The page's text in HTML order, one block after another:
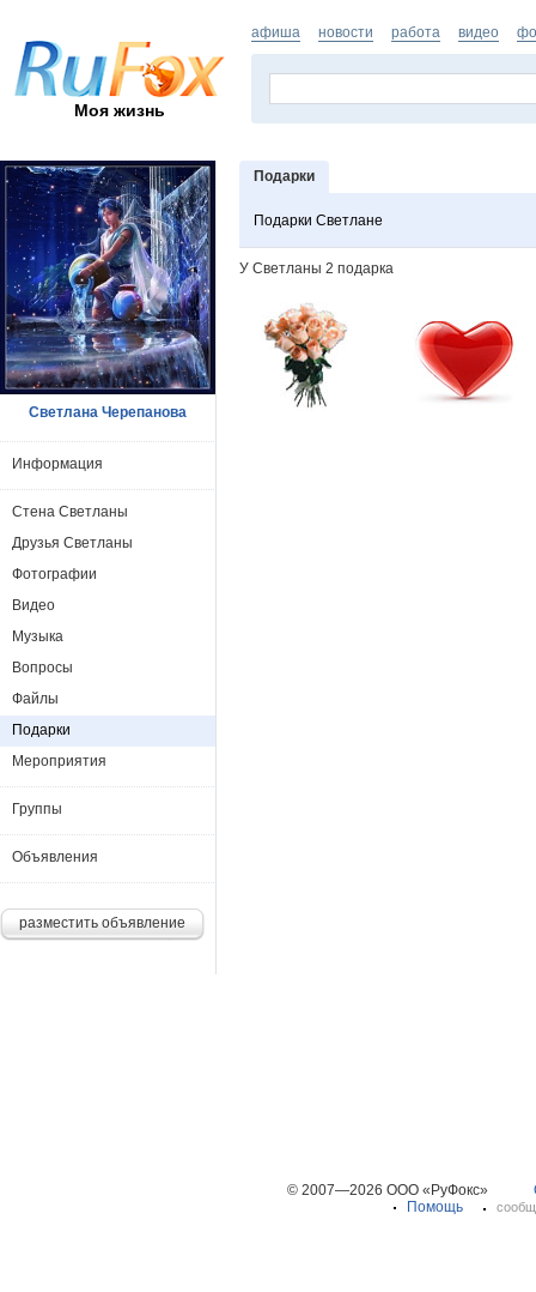
Моя жизнь
афиша новости работа видео
Подарки
Подарки Светлане
У Светланы 2 подарка
Светлана Черепанова
Информация
Стена Светланы
Друзья Светланы
Фотографии
Видео
Музыка
Вопросы
Файлы
Подарки
Мероприятия
Группы
Объявления
разместить объявление
© 2007—2026 ООО «РуФокс»
Помощь